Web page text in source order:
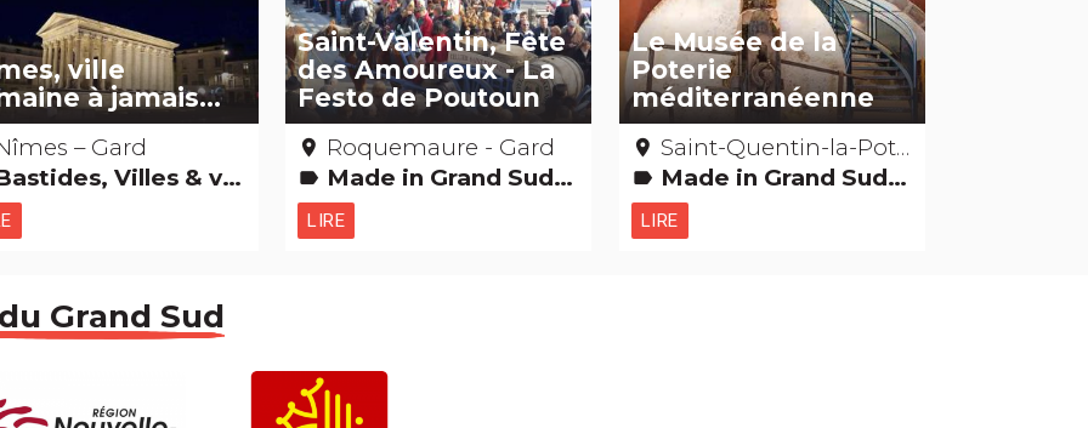
ville
à jamais…
– Gard
Villes & villages Châteaux & Monuments Archéologie et vieilles pierres Grands sites
Saint-Valentin, Fête
des Amoureux - La
Festo de Poutoun
place Roquemaure - Gard
label Made in Grand Sud Etonnant... non ? Fêtes & festivals, confréries
LIRE
Le Musée de la
Poterie
méditerranéenne
place Saint-Quentin-la-Poterie - Gard
label Made in Grand Sud Musées & Collections
LIRE
Grand Sud